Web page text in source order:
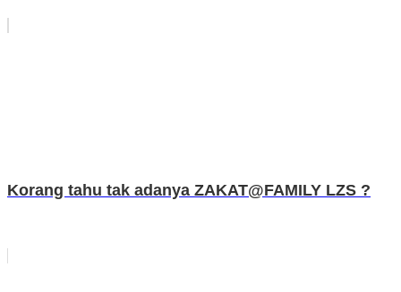
Korang tahu tak adanya ZAKAT@FAMILY LZS ?